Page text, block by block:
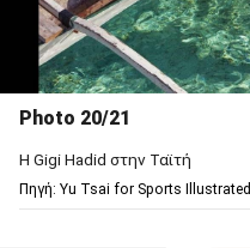
Photo 20/21
Η Gigi Hadid στην Ταϊτή
Πηγή: Υu Tsai for Sports Illustrated